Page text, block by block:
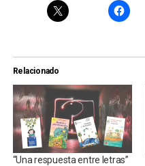
Relacionado
“Una respuesta entre letras”